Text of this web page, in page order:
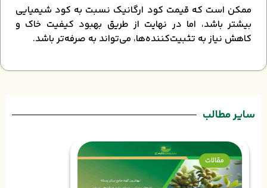
ممکن است که قیمت کود ارگانیک نسبت به کود شیمیایی
بیشتر باشد، اما در نهایت از طریق بهبود کیفیت خاک و
کاهش نیاز به تثبیت‌کننده‌ها، می‌تواند به صرفه‌تر باشد.
سایر مطالب
مقالات